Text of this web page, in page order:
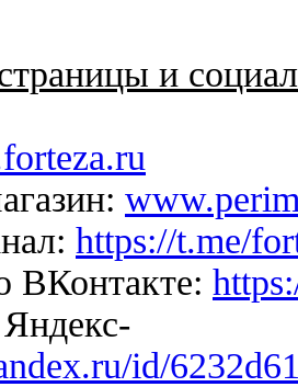
и
https://t.me/
ВКонтакте:
id/